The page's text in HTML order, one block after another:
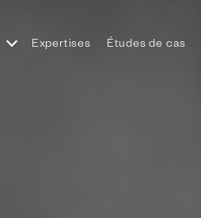
Toggle menu
Expertises Études de cas